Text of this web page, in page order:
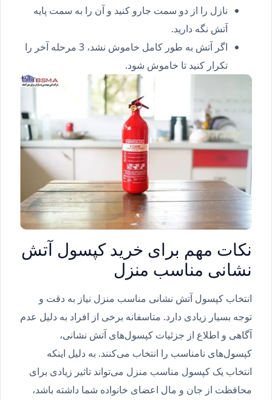
نازل را از دو سمت جارو کنید و آن را به سمت پایه
آتش نگه دارید.
اگر آتش به طور کامل خاموش نشد، 3 مرحله آخر را
تکرار کنید تا خاموش شود.
نکات مهم برای خرید کپسول آتش
نشانی مناسب منزل
انتخاب کپسول آتش نشانی مناسب منزل نیاز به دقت و
توجه بسیار زیادی دارد. متاسفانه برخی از افراد به دلیل عدم
آگاهی و اطلاع از جزئیات کپسول‌های آتش نشانی،
کپسول‌های نامناسب را انتخاب می‌کنند. به دلیل اینکه
انتخاب یک کپسول مناسب منزل می‌تواند تاثیر زیادی برای
محافظت از جان و مال اعضای خانواده شما داشته باشد،